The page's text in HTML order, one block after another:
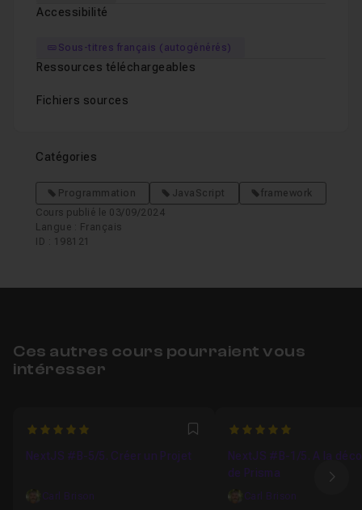
Accessibilité
Sous-titres français (autogénérés)
Ressources téléchargeables
Fichiers sources
Catégories
Programmation JavaScript
framework
Cours publié le 03/09/2024
Langue : Français
ID : 198121
Ces autres cours pourraient vous
intéresser
5 Favori
NextJS #B-5/5. Créer un Projet
Carl Brison
5
NextJS #B-1/5. A la
de Prisma
Carl Brison